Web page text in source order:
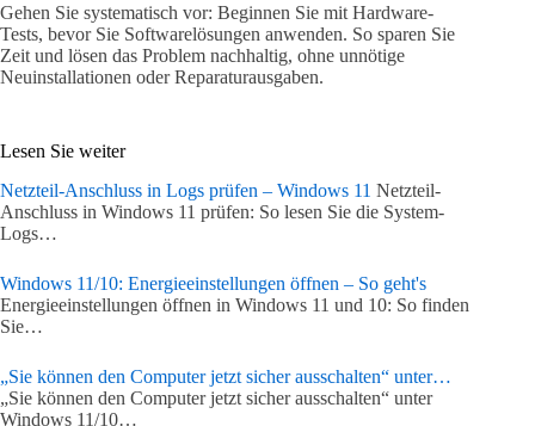
Gehen Sie systematisch vor: Beginnen Sie mit Hardware-
Tests, bevor Sie Softwarelösungen anwenden. So sparen Sie
Zeit und lösen das Problem nachhaltig, ohne unnötige
Neuinstallationen oder Reparaturausgaben.
Lesen Sie weiter
Netzteil-Anschluss in Logs prüfen – Windows 11 Netzteil-
Anschluss in Windows 11 prüfen: So lesen Sie die System-
Logs…
Windows 11/10: Energieeinstellungen öffnen – So geht's
Energieeinstellungen öffnen in Windows 11 und 10: So finden
Sie…
„Sie können den Computer jetzt sicher ausschalten“ unter…
„Sie können den Computer jetzt sicher ausschalten“ unter
Windows 11/10…